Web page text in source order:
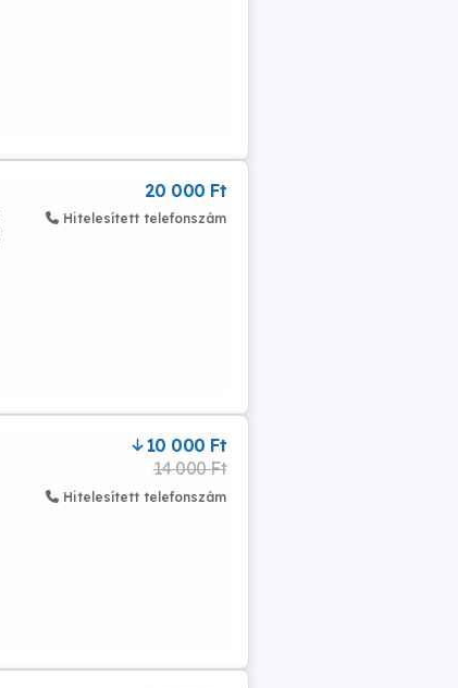
20 000 Ft
Hitelesített telefonszám
10 000 Ft
14 000 Ft
Hitelesített telefonszám